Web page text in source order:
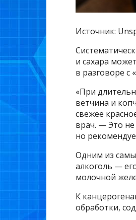
Источник:
и сахара
в разговоре с
«При
ветчина и
свежее
врач. — Это не
но
Одним из
алкоголь —
молочной
К
обработки,